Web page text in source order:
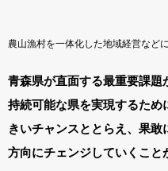
農山漁村を一体化した地域経営など
青森県が直面する最重要課題
持続可能な県を実現するた
きいチャンスととらえ、果
方向にチェンジしていくこと